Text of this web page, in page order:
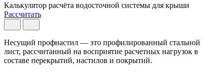
Калькулятор расчёта водосточной системы для крыши
Рассчитать
Несущий профнастил — это профилированный стальной
лист, рассчитанный на восприятие расчетных нагрузок в
составе перекрытий, настилов и покрытий.